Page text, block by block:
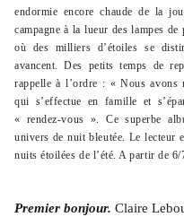
endormie encore chaude de la
campagne à la lueur des lampes
où des milliers d’étoiles se
avancent. Des petits temps de
rappelle à l’ordre : « Nous avons
qui s’effectue en famille et
« rendez-vous ». Ce superbe
univers de nuit bleutée. Le lecteur
nuits étoilées de l’été. A partir de 6/
Premier bonjour. Claire